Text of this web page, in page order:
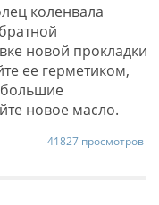
коленвала
новой прокладки
ее герметиком,
новое масло.
41827 просмотров